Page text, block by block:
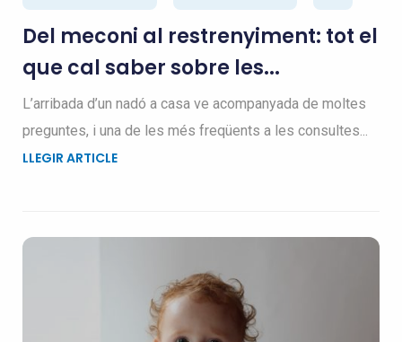
Del meconi al restrenyiment: tot el
que cal saber sobre les...
L’arribada d’un nadó a casa ve acompanyada de moltes
preguntes, i una de les més freqüents a les consultes...
LLEGIR ARTICLE